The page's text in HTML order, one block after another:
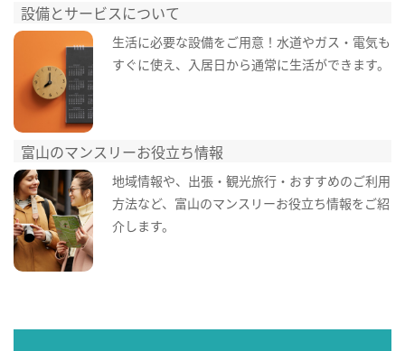
設備とサービスについて
生活に必要な設備をご用意！水道やガス・電気も
すぐに使え、入居日から通常に生活ができます。
富山のマンスリーお役立ち情報
地域情報や、出張・観光旅行・おすすめのご利用
方法など、富山のマンスリーお役立ち情報をご紹
介します。